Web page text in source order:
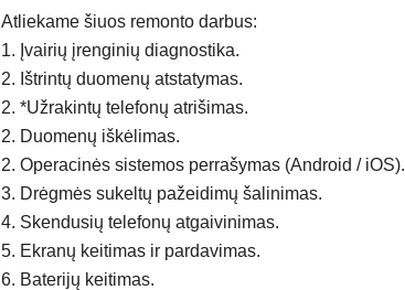
Atliekame šiuos remonto darbus:
1. Įvairių įrenginių diagnostika.
2. Ištrintų duomenų atstatymas.
2. *Užrakintų telefonų atrišimas.
2. Duomenų iškėlimas.
2. Operacinės sistemos perrašymas (Android / iOS).
3. Drėgmės sukeltų pažeidimų šalinimas.
4. Skendusių telefonų atgaivinimas.
5. Ekranų keitimas ir pardavimas.
6. Baterijų keitimas.